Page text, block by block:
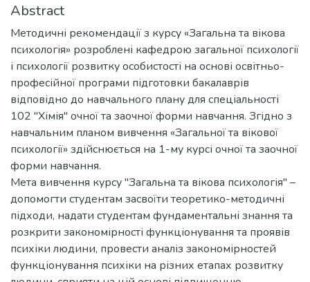
Abstract
Методичні рекомендації з курсу «Загальна та вікова
психологія» розроблені кафедрою загальної психології
і психології розвитку особистості на основі освітньо-
професійної програми підготовки бакалаврів
відповідно до навчального плану для спеціальності
102 "Хімія" очної та заочної форми навчання. Згідно з
навчальним планом вивчення «Загальної та вікової
психології» здійснюється на 1-му курсі очної та заочної
форми навчання.
Мета вивчення курсу "Загальна та вікова психологія" –
допомогти студентам засвоїти теоретико-методичні
підходи, надати студентам фундаментальні знання та
розкрити закономірності функціонування та проявів
психіки людини, провести аналіз закономірностей
функціонування психіки на різних етапах розвитку